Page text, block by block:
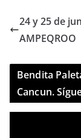
24 y 25 de
AMPEQROO
Bendita
Cancun.